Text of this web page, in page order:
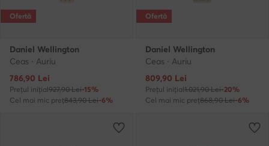
Ofertă
Daniel Wellington
Ceas · Auriu
Prețul actual
786,90 Lei
Prețul inițial927,90 Lei-15%
Cel mai mic preț843,90 Lei-6%
Ofertă
Daniel Wellington
Ceas · Auriu
Prețul actual
809,90 Lei
Prețul inițial1.021,90 Lei-20%
Cel mai mic preț868,90 Lei-6%